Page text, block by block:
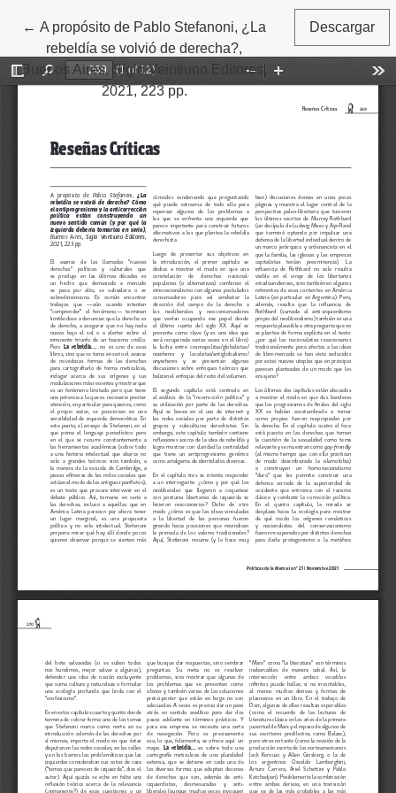
←Volver a los detalles del artículo
A propósito de Pablo Stefanoni, ¿La
rebeldía se volvió de derecha?,
Buenos Aires, Siglo Veintiuno Editores,
2021, 223 pp.
Descargar